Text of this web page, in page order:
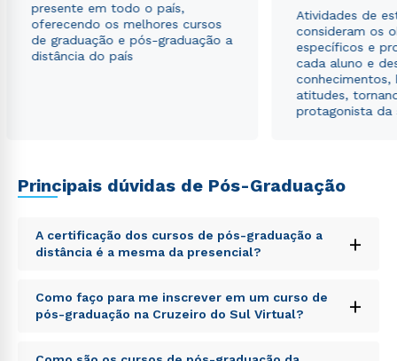
presente em todo o país,
oferecendo os melhores cursos
de graduação e pós-graduação a
distância do país
Atividades de
consideram os
específicos e
cada aluno e
conhecimentos,
atitudes,
protagonista da
Principais dúvidas de Pós-Graduação
A certificação dos cursos de pós-graduação a
distância é a mesma da presencial?
+
Sed ut perspiciatis unde omnis iste natus error sit
voluptatem accusantium doloremque laudantium,
totam rem aperiam, eaque ipsa quae ab illo inventore
Como faço para me inscrever em um curso de
pós-graduação na Cruzeiro do Sul Virtual?
+
Sed ut perspiciatis unde omnis iste natus error sit